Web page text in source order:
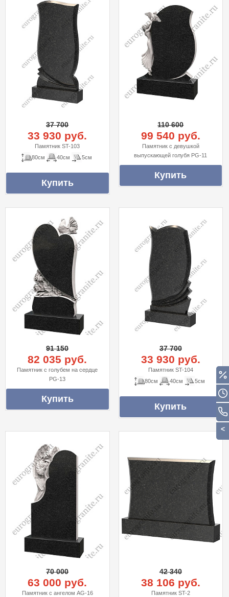
37 700
33 930 руб.
Памятник ST-103
80см
40см 5см
110 600
99 540 руб.
Памятник с девушкой
выпускающей голубя PG-11
91 150
82 035 руб.
Памятник с голубем на сердце
PG-13
37 700
33 930 руб.
Памятник ST-104
80см
40см 5см
70 000
63 000 руб.
Памятник с ангелом AG-16
42 340
38 106 руб.
Памятник ST-2